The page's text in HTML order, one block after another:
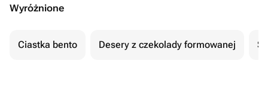
Wyróżnione
Ciastka bento Desery z czekolady formowanej